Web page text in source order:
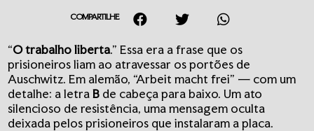
COMPARTILHE
“O trabalho liberta.” Essa era a frase que os
prisioneiros liam ao atravessar os portões de
Auschwitz. Em alemão, “Arbeit macht frei” — com um
detalhe: a letraB de cabeça para baixo. Um ato
silencioso de resistência, uma mensagem oculta
deixada pelos prisioneiros que instalaram a placa.